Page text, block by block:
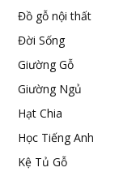
Đồ gỗ nội thất
Đời Sống
Giường Gỗ
Giường Ngủ
Hạt Chia
Học Tiếng Anh
Kệ Tủ Gỗ